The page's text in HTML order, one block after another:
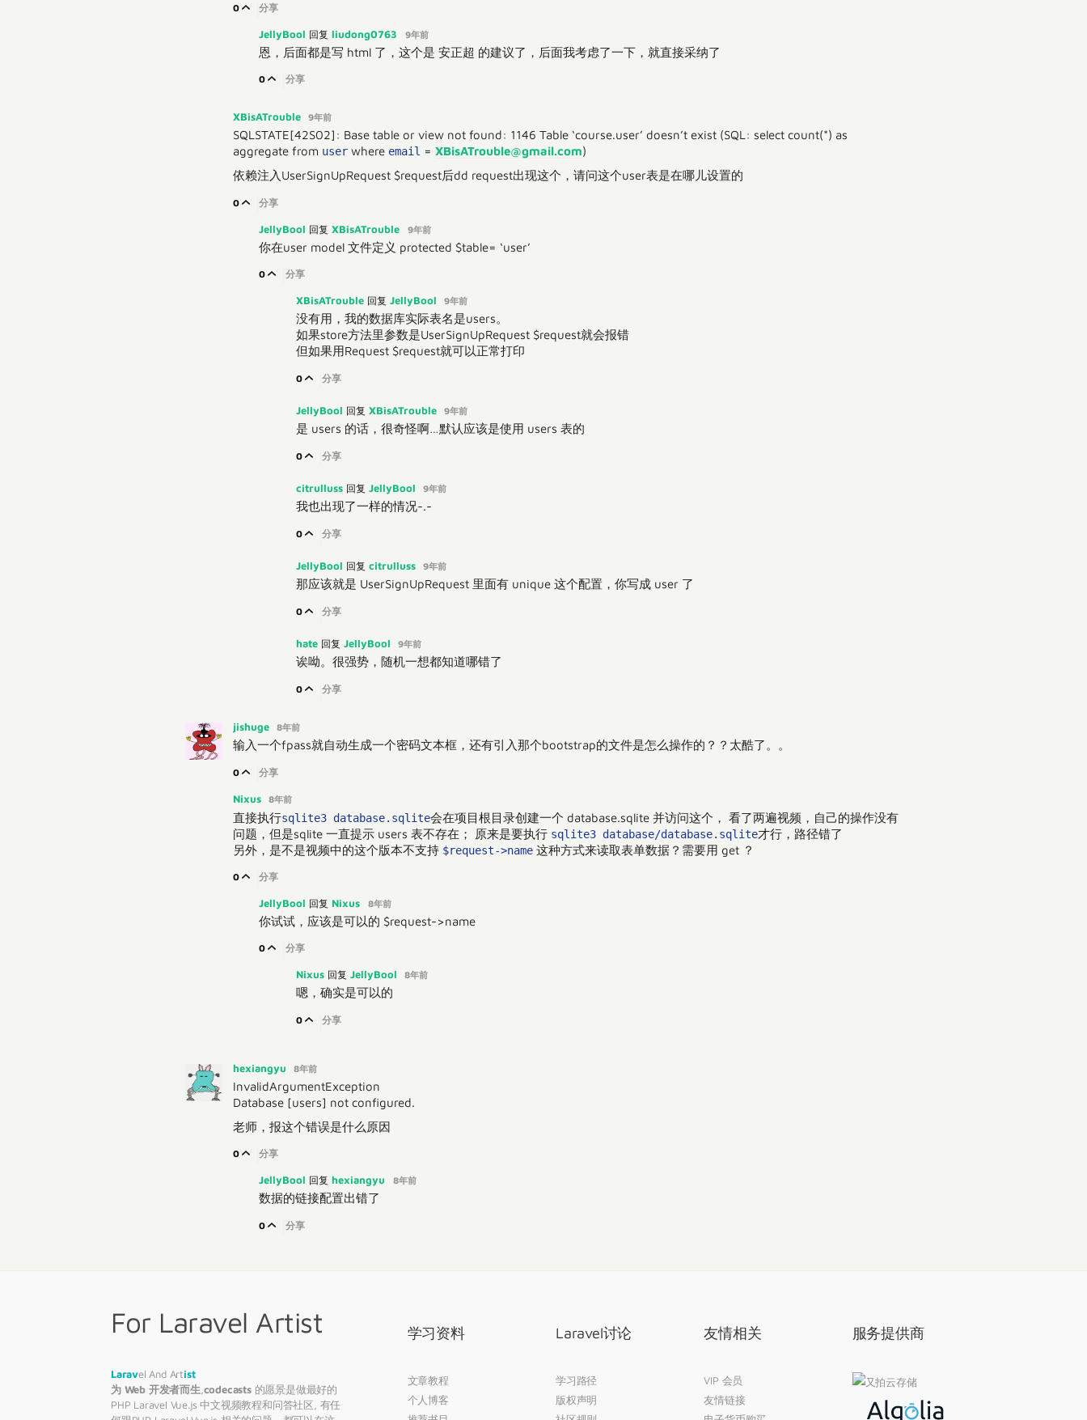
0 分享
JellyBool 回复 liudong0763 9年前
恩，后面都是写 html 了，这个是 安正超 的建议了，后面我考虑了一下，就直接采纳了
0 分享
XBisATrouble 9年前
SQLSTATE[42S02]: Base table or view not found: 1146 Table ‘course.user’ doesn’t exist (SQL: select count(*) as
aggregate from userwhere email = XBisATrouble@gmail.com)
依赖注入UserSignUpRequest $request后dd request出现这个，请问这个user表是在哪儿设置的
0 分享
JellyBool 回复 XBisATrouble 9年前
你在user model 文件定义 protected $table= ‘user’
0 分享
XBisATrouble 回复 JellyBool 9年前
没有用，我的数据库实际表名是users。
如果store方法里参数是UserSignUpRequest $request就会报错
但如果用Request $request就可以正常打印
0 分享
JellyBool 回复 XBisATrouble 9年前
是 users 的话，很奇怪啊…默认应该是使用 users 表的
0 分享
citrulluss 回复 JellyBool 9年前
我也出现了一样的情况-.-
0 分享
JellyBool 回复 citrulluss 9年前
那应该就是 UserSignUpRequest 里面有 unique 这个配置，你写成 user 了
0 分享
hate 回复 JellyBool 9年前
诶呦。很强势，随机一想都知道哪错了
0 分享
jishuge 8年前
输入一个fpass就自动生成一个密码文本框，还有引入那个bootstrap的文件是怎么操作的？？太酷了。。
0 分享
Nixus 8年前
直接执行sqlite3 database.sqlite会在项目根目录创建一个 database.sqlite 并访问这个， 看了两遍视频，自己的操作没有
问题，但是sqlite 一直提示 users 表不存在； 原来是要执行 sqlite3 database/database.sqlite才行，路径错了
另外，是不是视频中的这个版本不支持 $request->name这种方式来读取表单数据？需要用 get ？
0 分享
JellyBool 回复 Nixus 8年前
你试试，应该是可以的 $request->name
0 分享
Nixus 回复 JellyBool 8年前
嗯，确实是可以的
0 分享
hexiangyu 8年前
InvalidArgumentException
Database [users] not configured.
老师，报这个错误是什么原因
0 分享
JellyBool 回复 hexiangyu 8年前
数据的链接配置出错了
0 分享
For Laravel Artist
Laravel And Artist
为 Web 开发者而生,codecasts的愿景是做最好的
PHP Laravel Vue.js 中文视频教程和问答社区, 有任
学习资料
文章教程
个人博客
Laravel讨论
学习路径
版权声明
友情相关
VIP 会员
友情链接
服务提供商